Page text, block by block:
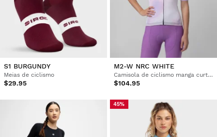
S1 BURGUNDY
Meias de ciclismo
$29.95
M2-W NRC WHITE
Camisola de ciclismo manga curta mulher
$104.95
45%